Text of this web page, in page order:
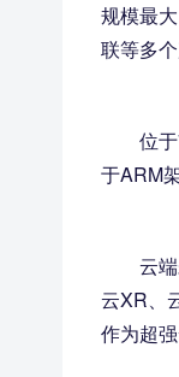
规模最
联等多
位
于ARM
云
云XR、
作为超